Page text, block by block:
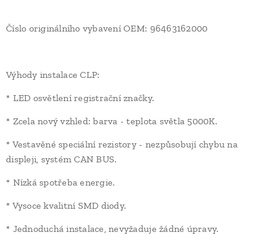
Číslo originálního vybavení OEM: 96463162000
Výhody instalace CLP:
* LED osvětlení registrační značky.
* Zcela nový vzhled: barva - teplota světla 5000K.
* Vestavěné speciální rezistory - nezpůsobují chybu na
displeji, systém CAN BUS.
* Nízká spotřeba energie.
* Vysoce kvalitní SMD diody.
* Jednoduchá instalace, nevyžaduje žádné úpravy.